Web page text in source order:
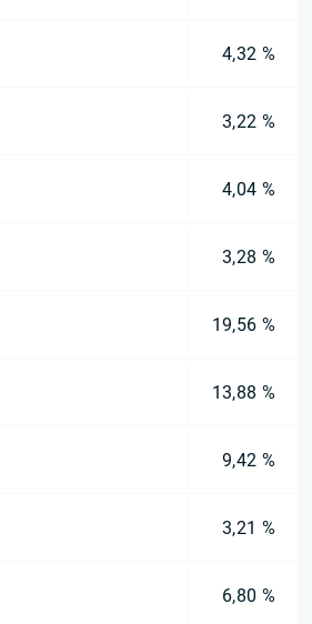
4,32 %
3,22 %
4,04 %
3,28 %
19,56 %
13,88 %
9,42 %
3,21 %
6,80 %